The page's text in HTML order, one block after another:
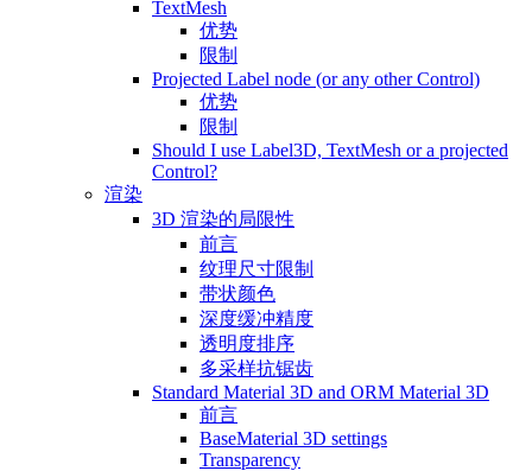
TextMesh
优势
限制
Projected Label node (or any other Control)
优势
限制
Should I use Label3D, TextMesh or a projected
Control?
渲染
3D 渲染的局限性
前言
纹理尺寸限制
带状颜色
深度缓冲精度
透明度排序
多采样抗锯齿
Standard Material 3D and ORM Material 3D
前言
BaseMaterial 3D settings
Transparency